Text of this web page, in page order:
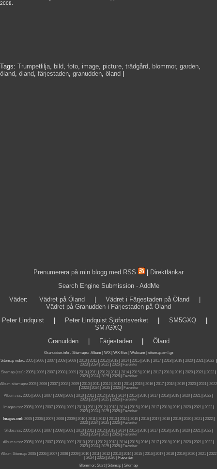
2008.
Tags: Trumpetlilja, bild, foto, image, picture, trädgård, blommor, garden,
öland, öland, färjestaden, granudden, öland
Prenumerera på min blogg med RSS
Direktlänkar
Search Engine Submission - AddMe
Väder: Vädret på Öland Vädret i Färjestaden på Öland
Vädret på Granudden i Färjestaden på Öland
Peter Lindquist
Peter Lindquist Sjöfartsverket SM5GXQ
SM7GXQ
Granudden| Färjestaden| Öland
Granudden.info- Sitemaps: Album WX WX files | Webcam |
sitemap.xml.gz
Sitemap index: 2005| 2006| 2007| 2008| 2009| 2010| 2011| 2012| 2013| 2014| 2015| 2016| 2017| 2018| 2019| 2020| 2021| 2022|
2023| 2024| 2025| 2026|
Favoriter
Sitemap (rss): 2005 2006 2007 2008 2009 2010 2011 2012 2013 2014 2015 2016 2017 2018 2019 2020 2021 2022
2023| 2024| 2025| 2026|
Favoriter
Album sitemaps: 2005 2006 2007 2008 2009 2010 2011 2012 2013 2014 2015 2016 2017 2018 2019 2020 2021
2022
2023| 2024| 2025| 2026|
Favoriter
Album.rss: 2005 2006 2007 2008 2009 2010 2011 2012 2013 2014 2015 2016 2017 2018 2019 2020 2021 2022
2023| 2024| 2025| 2026|
Favoriter
Images.rss: 2005| 2006| 2007| 2008| 2009| 2010| 2011| 2012| 2013| 2014| 2015| 2016| 2017| 2018| 2019| 2020| 2021| 2022|
2023| 2024| 2025| 2026|
Favoriter
Images.xml: 2005| 2006| 2007| 2008| 2009| 2010| 2011| 2012| 2013| 2014| 2015| 2016| 2017| 2018| 2019| 2020| 2021| 2022|
2023| 2024| 2025| 2026|
Favoriter
Slides.rss: 2005| 2006| 2007| 2008| 2009| 2010| 2011| 2012| 2013| 2014| 2015| 2016| 2017| 2018| 2019| 2020| 2021| 2022|
2023| 2024| 2025| 2026|
Favoriter
Albums.rss: 2005 2006 2007 2008 2009 2010 2011 2012 2013 2014 2015 2016 2017 2018 2019 2020 2021 2022
2023| 2024| 2025| 2026|
Favoriter
Album Sitemap: 2005| 2006| 2007| 2008| 2009| 2010| 2011| 2012| 2013| 2014| 2015 | 2016| 2017| 2018| 2019| 2020| 2021| 2022
2024| 2025| 2026|
Favoriter
Blommor: Start Sitemap
Sitemap